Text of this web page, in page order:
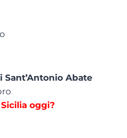
Sant’Antonio Abate
oggi?